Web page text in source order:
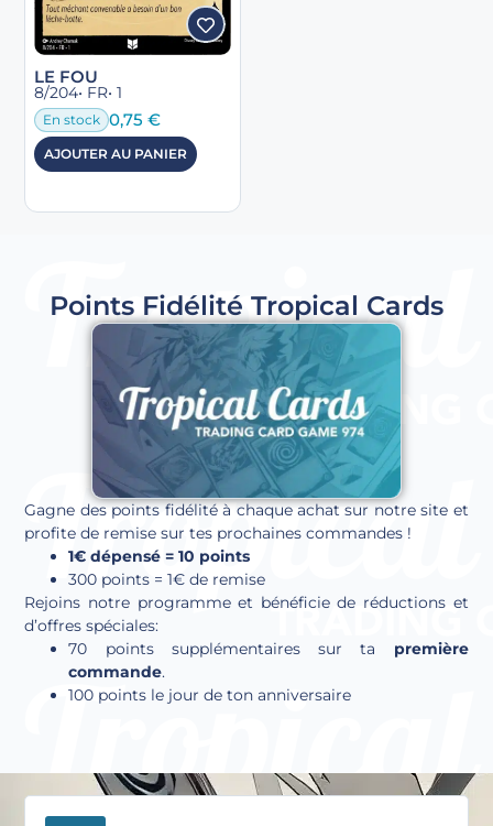
LE FOU
8/204• FR• 1
En stock 0,75€
AJOUTER AU PANIER
Points Fidélité Tropical Cards
Gagne des points fidélité à chaque achat sur notre site et
profite de remise sur tes prochaines commandes !
1€ dépensé = 10 points
300 points = 1€ de remise
Rejoins notre programme et bénéficie de réductions et
d’offres spéciales:
70 points supplémentaires sur ta première
commande.
100 points le jour de ton anniversaire